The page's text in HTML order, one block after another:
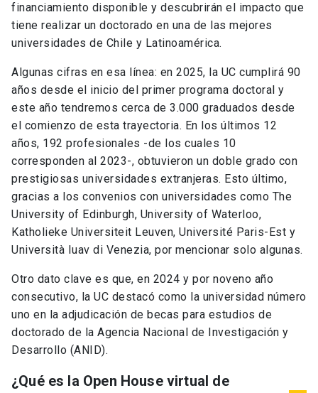
financiamiento disponible y descubrirán el impacto que
tiene realizar un doctorado en una de las mejores
universidades de Chile y Latinoamérica.
Algunas cifras en esa línea: en 2025, la UC cumplirá 90
años desde el inicio del primer programa doctoral y
este año tendremos cerca de 3.000 graduados desde
el comienzo de esta trayectoria. En los últimos 12
años, 192 profesionales -de los cuales 10
corresponden al 2023-, obtuvieron un doble grado con
prestigiosas universidades extranjeras. Esto último,
gracias a los convenios con universidades como The
University of Edinburgh, University of Waterloo,
Katholieke Universiteit Leuven, Université Paris-Est y
Università Iuav di Venezia, por mencionar solo algunas.
Otro dato clave es que, en 2024 y por noveno año
consecutivo, la UC destacó como la universidad número
uno en la adjudicación de becas para estudios de
doctorado de la Agencia Nacional de Investigación y
Desarrollo (ANID).
¿Qué es la Open House virtual de